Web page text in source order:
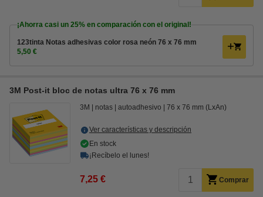
¡Ahorra casi un 25% en comparación con el original!
123tinta Notas adhesivas color rosa neón 76 x 76 mm
5,50 €
3M Post-it bloc de notas ultra 76 x 76 mm
3M notas autoadhesivo 76 x 76 mm (LxAn)
Ver características y descripción
En stock
¡Recíbelo el lunes!
7,25 € Comprar